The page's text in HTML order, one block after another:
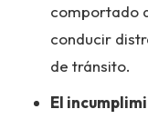
comportado
conducir
de tránsito.
El